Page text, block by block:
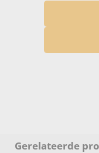
Gerelateerde